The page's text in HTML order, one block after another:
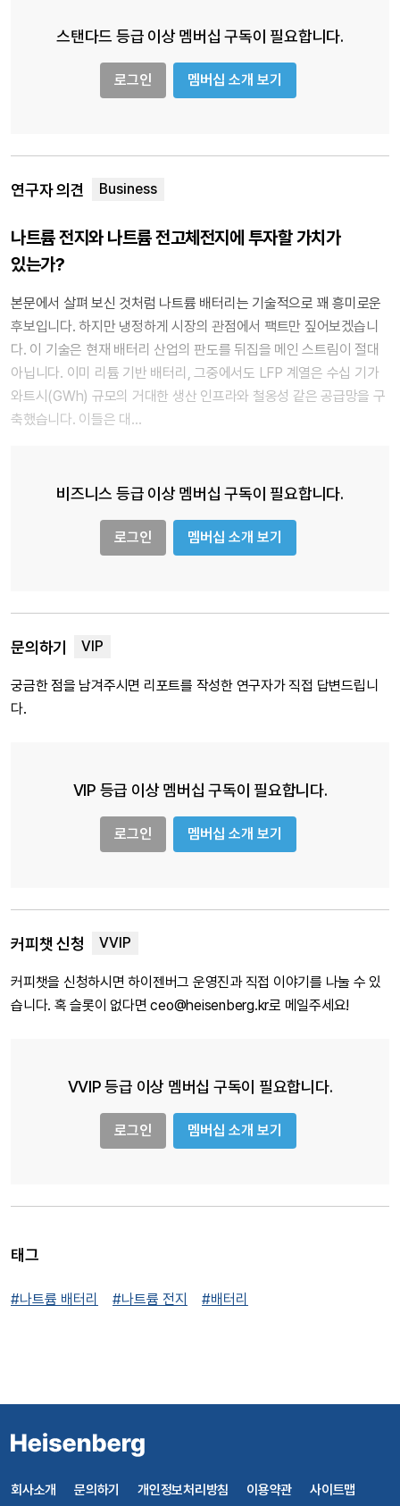
스탠다드 등급 이상 멤버십 구독이 필요합니다.
로그인 멤버십 소개 보기
연구자 의견
나트륨 전지와 나트륨 전고체전지에 투자할 가치가
있는가?
본문에서 살펴 보신 것처럼 나트륨 배터리는 기술적으로 꽤 흥미로운
후보입니다. 하지만 냉정하게 시장의 관점에서 팩트만 짚어보겠습니
다. 이 기술은 현재 배터리 산업의 판도를 뒤집을 메인 스트림이 절대
아닙니다. 이미 리튬 기반 배터리, 그중에서도 LFP 계열은 수십 기가
와트시(GWh) 규모의 거대한 생산 인프라와 철옹성 같은 공급망을 구
축했습니다. 이들은 대…
비즈니스 등급 이상 멤버십 구독이 필요합니다.
로그인 멤버십 소개 보기
문의하기
궁금한 점을 남겨주시면 리포트를 작성한 연구자가 직접 답변드립니
다.
VIP 등급 이상 멤버십 구독이 필요합니다.
로그인 멤버십 소개 보기
커피챗 신청
커피챗을 신청하시면 하이젠버그 운영진과 직접 이야기를 나눌 수 있
습니다. 혹 슬롯이 없다면 ceo@heisenberg.kr로 메일주세요!
VVIP 등급 이상 멤버십 구독이 필요합니다.
로그인 멤버십 소개 보기
태그
#나트륨 배터리 #나트륨 전지 #배터리
회사소개 문의하기 개인정보처리방침 이용약관 사이트맵